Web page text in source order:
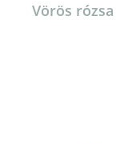
Vörös